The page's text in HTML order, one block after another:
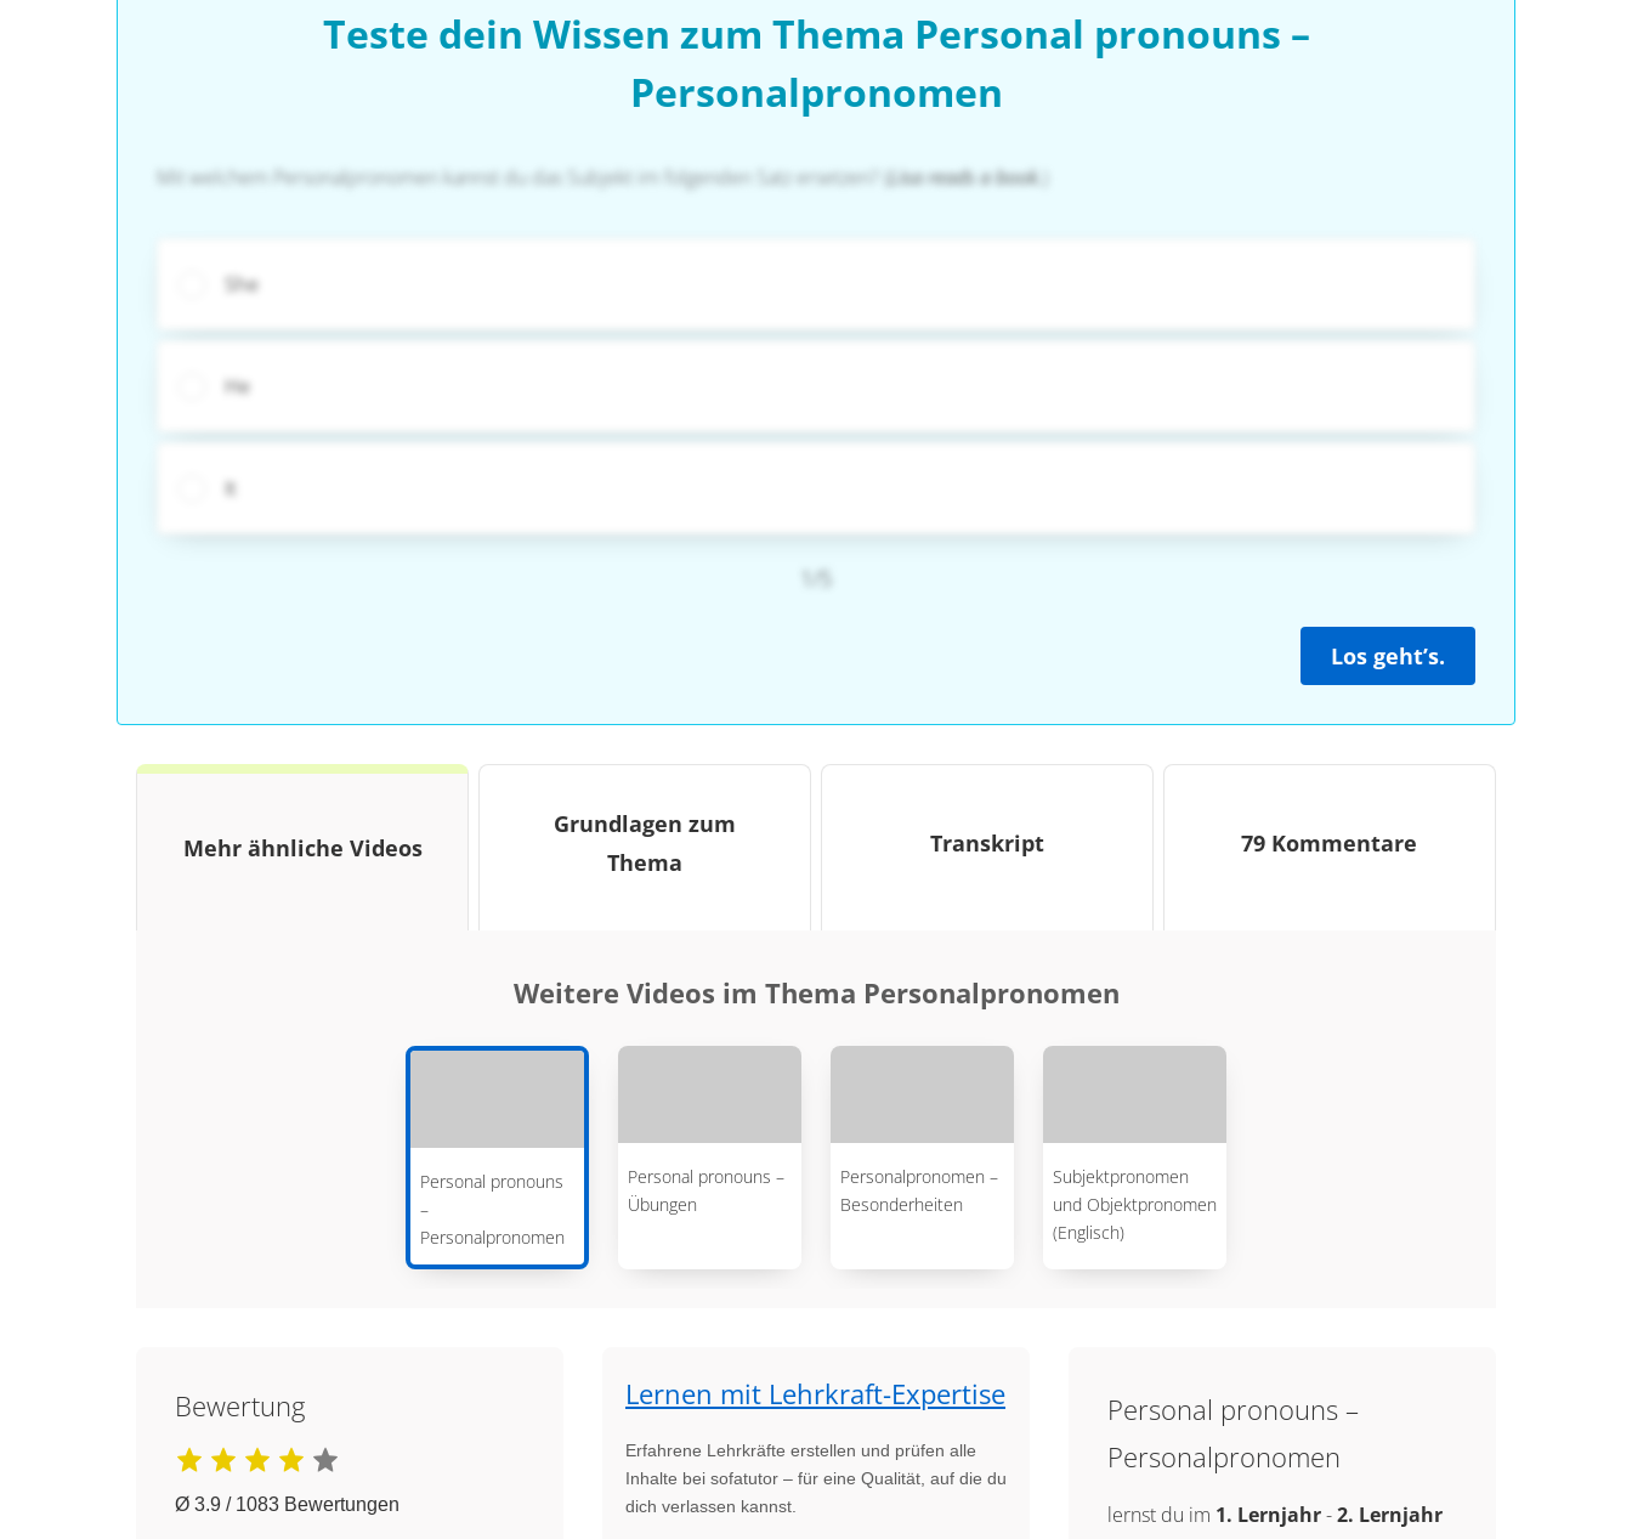
Teste dein Wissen zum Thema Personal pronouns –
Personalpronomen
Mit welchem Personalpronomen kannst du das Subjekt im folgenden Satz ersetzen? (Lisa reads a book.
She
He
It
Los geht’s.
Mehr ähnliche Videos
Grundlagen zum
Thema
Transkript 79 Kommentare
Weitere Videos im Thema Personalpronomen
Personal pronouns
–
Personalpronomen
Personal pronouns –
Übungen
Personalpronomen –
Besonderheiten
Subjektpronomen
und Objektpronomen
(Englisch)
Bewertung
Ø 3.9 / 1083 Bewertungen
Lernen mit Lehrkraft-Expertise
Erfahrene Lehrkräfte erstellen und prüfen alle
Inhalte bei sofatutor – für eine Qualität, auf die du
dich verlassen kannst.
Personal pronouns –
Personalpronomen
lernst du im 1. Lernjahr-2. Lernjahr